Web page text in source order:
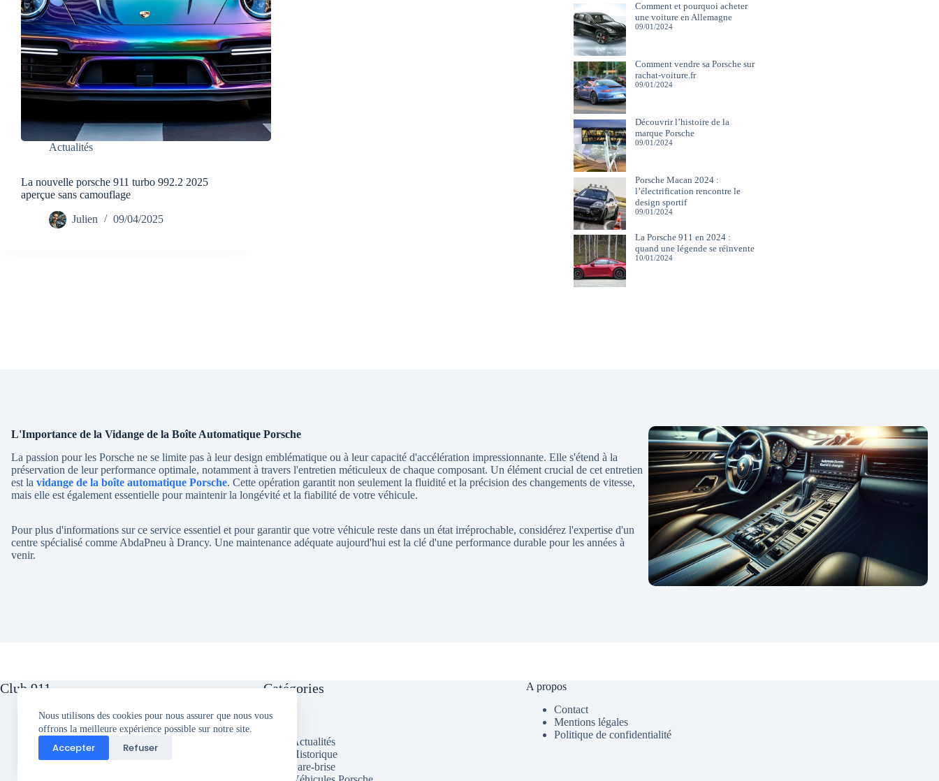
Nous utilisons des cookies pour nous assurer que nous vous
offrons la meilleure expérience possible sur notre site.
Accepter Refuser
Actualités
La nouvelle porsche 911 turbo 992.2 2025
aperçue sans camouflage
Julien 09/04/2025
Comment et pourquoi acheter
une voiture en Allemagne
09/01/2024
Comment vendre sa Porsche sur
rachat-voiture.fr
09/01/2024
Découvrir l’histoire de la
marque Porsche
09/01/2024
Porsche Macan 2024 :
l’électrification rencontre le
design sportif
09/01/2024
La Porsche 911 en 2024 :
quand une légende se réinvente
10/01/2024
L'Importance de la Vidange de la Boîte Automatique Porsche
La passion pour les Porsche ne se limite pas à leur design emblématique ou à leur capacité d'accélération impressionnante. Elle s'étend à la
préservation de leur performance optimale, notamment à travers l'entretien méticuleux de chaque composant. Un élément crucial de cet entretien
est la vidange de la boîte automatique Porsche. Cette opération garantit non seulement la fluidité et la précision des changements de vitesse,
mais elle est également essentielle pour maintenir la longévité et la fiabilité de votre véhicule.
Pour plus d'informations sur ce service essentiel et pour garantir que votre véhicule reste dans un état irréprochable, considérez l'expertise d'un
centre spécialisé comme AbdaPneu à Drancy. Une maintenance adéquate aujourd'hui est la clé d'une performance durable pour les années à
venir.
Club 911 Catégories
Actualités
Historique
Pare-brise
A propos
Contact
Mentions légales
Politique de confidentialité